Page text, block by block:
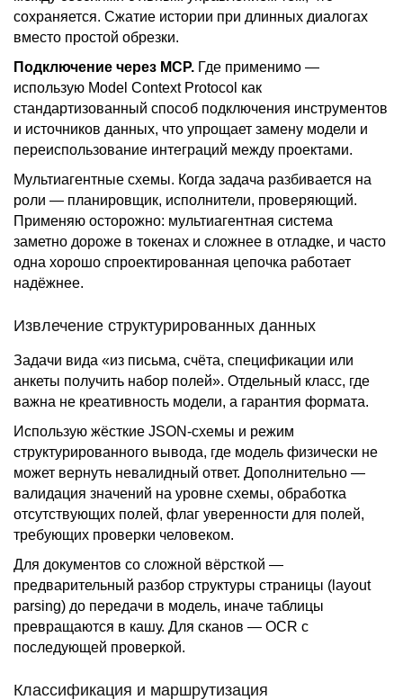
сохраняется. Сжатие истории при длинных диалогах
вместо простой обрезки.
Подключение через MCP. Где применимо —
использую Model Context Protocol как
стандартизованный способ подключения инструментов
и источников данных, что упрощает замену модели и
переиспользование интеграций между проектами.
Мультиагентные схемы. Когда задача разбивается на
роли — планировщик, исполнители, проверяющий.
Применяю осторожно: мультиагентная система
заметно дороже в токенах и сложнее в отладке, и часто
одна хорошо спроектированная цепочка работает
надёжнее.
Извлечение структурированных данных
Задачи вида «из письма, счёта, спецификации или
анкеты получить набор полей». Отдельный класс, где
важна не креативность модели, а гарантия формата.
Использую жёсткие JSON-схемы и режим
структурированного вывода, где модель физически не
может вернуть невалидный ответ. Дополнительно —
валидация значений на уровне схемы, обработка
отсутствующих полей, флаг уверенности для полей,
требующих проверки человеком.
Для документов со сложной вёрсткой —
предварительный разбор структуры страницы (layout
parsing) до передачи в модель, иначе таблицы
превращаются в кашу. Для сканов — OCR с
последующей проверкой.
Классификация и маршрутизация